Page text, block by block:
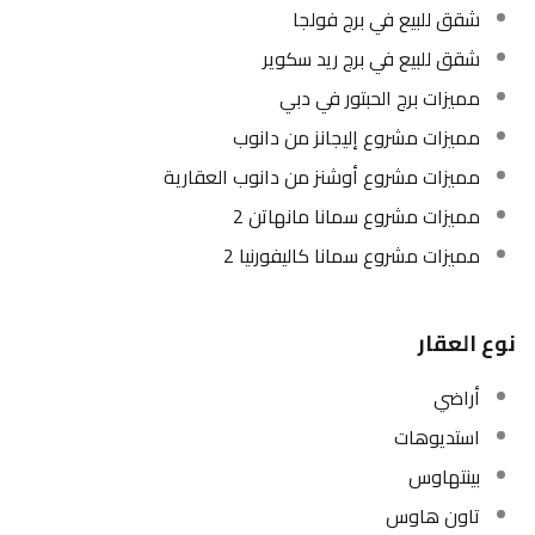
شقق للبيع في برج فولجا
شقق للبيع في برج ريد سكوير
مميزات برج الحبتور في دبي
مميزات مشروع إليجانز من دانوب
مميزات مشروع أوشنز من دانوب العقارية
مميزات مشروع سمانا مانهاتن 2
مميزات مشروع سمانا كاليفورنيا 2
نوع العقار
أراضي
استديوهات
بينتهاوس
تاون هاوس